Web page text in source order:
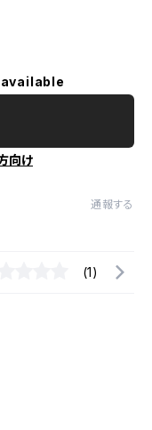
向け
通報する
(1)